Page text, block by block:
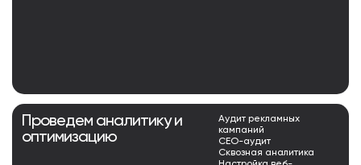
Проведем аналитику и
оптимизацию
Аудит рекламных
кампаний
СЕО-аудит
Сквозная аналитика